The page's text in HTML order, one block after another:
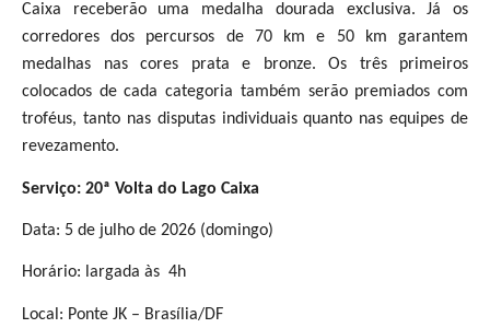
Caixa receberão uma medalha dourada exclusiva. Já os
corredores dos percursos de 70 km e 50 km garantem
medalhas nas cores prata e bronze. Os três primeiros
colocados de cada categoria também serão premiados com
troféus, tanto nas disputas individuais quanto nas equipes de
revezamento.
Serviço: 20ª Volta do Lago Caixa
Data: 5 de julho de 2026 (domingo)
Horário: largada às 4h
Local: Ponte JK – Brasília/DF